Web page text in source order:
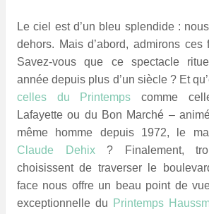
Le ciel est d’un bleu splendide :
dehors. Mais d’abord, admirons ces
Savez-vous que ce spectacle
année depuis plus d’un siècle ? Et
celles du Printemps comme
Lafayette ou du Bon Marché –
même homme depuis 1972, le
Claude Dehix? Finalement,
choisissent de traverser le
face nous offre un beau point de
exceptionnelle du
Printemps